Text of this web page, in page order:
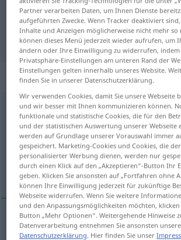
Übersetzung für
"pevide" Deutsch
„pevide“: feminino
pevide [pɨˈvidɨ]f
Übersicht aller Übersetzungen
(Für mehr Details die Übersetzung anklicken/
Kürbiskern, Melonenkern,
Kürbiskernm pevideabóbora
Partner verarbeiten Daten, um Ihnen Dienste
aufgeführten Zwecke. Wenn Tracker deaktiviert
Inhalte und Anzeigen möglicherweise nicht mehr so
können dieses Menü jederzeit wieder aufrufen, um
ändern oder Ihre Einwilligung zu widerrufen, indem
Privatsphäre-Einstellungen am unteren Rand der
Einstellungen gelten innerhalb unseres Website.
finden Sie in unserer Datenschutzerklärung.
Wir verwenden Cookies, damit Sie unsere Webseite
und wir besser mit Ihnen kommunizieren können.
funktionale und statistische Cookies, die für den
und der statistischen Auswertung unserer Webseite
werden auf Grundlage unserer Vorauswahl immer
gespeichert. Marketing-Cookies und Cookies, die
personalisierter Werbung dienen, werden nur
durch einen Klick auf den „Akzeptieren“-Button Ihr
geben. Klicken Sie ansonsten auf „Fortfahren ohne
können Ihre Einwilligung jederzeit für zukünftige
Webseite widerrufen. Wenn Sie weitere
und den Anpassungsmöglichkeiten möchten,
Button „Mehr Optionen“. Weitergehende Hinweise
Datenverarbeitung entnehmen Sie ansonsten
Datenschutzerklärung. Hier finden Sie unser